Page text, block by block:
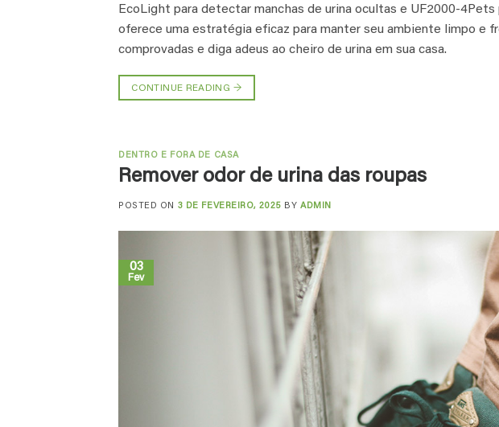
EcoLight para detectar manchas de urina ocultas e UF2000-4Pets
oferece uma estratégia eficaz para manter seu ambiente limpo e
comprovadas e diga adeus ao cheiro de urina em sua casa.
CONTINUE READING →
DENTRO E FORA DE CASA
Remover odor de urina das roupas
POSTED ON 3 DE FEVEREIRO, 2025 BYADMIN
03
Fev